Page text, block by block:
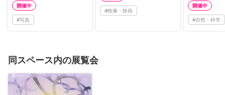
開催中
#写真
#映像・映画
開催中
#自然・科学
同スペース内の展覧会